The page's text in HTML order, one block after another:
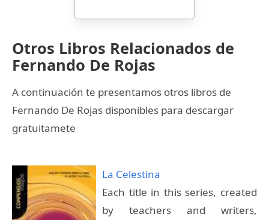
Otros Libros Relacionados de
Fernando De Rojas
A continuación te presentamos otros libros de
Fernando De Rojas disponibles para descargar
gratuitamete
La Celestina
Each title in this series, created
by teachers and writers,